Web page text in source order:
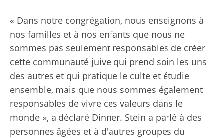
« Dans notre congrégation, nous enseignons à
nos familles et à nos enfants que nous ne
sommes pas seulement responsables de créer
cette communauté juive qui prend soin les uns
des autres et qui pratique le culte et étudie
ensemble, mais que nous sommes également
responsables de vivre ces valeurs dans le
monde », a déclaré Dinner. Stein a parlé à des
personnes âgées et à d'autres groupes du